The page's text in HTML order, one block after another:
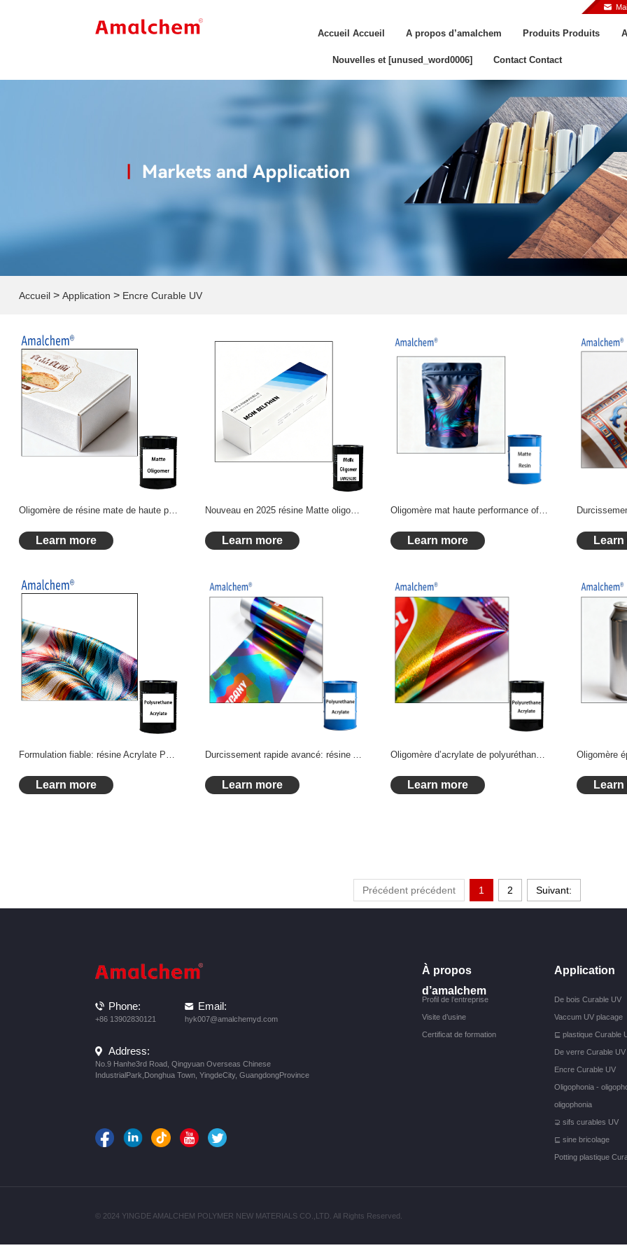
Accueil Accueil A propos d’amalchem Produits Produits
Nouvelles et [unused_word0006] Contact Contact
Accueil> Application > Encre Curable UV
Oligomère de résine mate de haute pureté pour encre Curable UV
Learn more
Nouveau en 2025 résine Matte oligomère utilisé dans les systèmes d’encre Curable UV
Learn more
Oligomère mat haute performance offrant un faible lustre et un toucher Excellent pour les encres UV
Learn more
Formulation fiable: résine Acrylate PU durcissement rapide avec une dureté élevée pour encre Curable aux UV
Learn more
Durcissement rapide avancé: résine Acrylate PU Curable aux UV pour les Applications d’encre UV industrielles
Learn more
Oligomère d’acrylate de polyuréthane Curable UV de qualité professionnelle avec une flexibilité accrue et une résistance au jaunissement pour les encres UV de qualité supérieure
Learn more
Précédent précédent 1 2 Suivant:
Phone:
+86 13902830121
Email:
hyk007@amalchemyd.com
Address:
No.9 Hanhe3rd Road, Qingyuan Overseas Chinese
IndustrialPark,Donghua Town, YingdeCity, GuangdongProvince
À propos
d’amalchem
Profil de l’entreprise
Visite d’usine
Certificat de formation
Application
De bois Curable UV
Vaccum UV placage
⊑ plastique Curable
De verre Curable UV
Encre Curable UV
Oligophonia -
oligophonia
⊋ sifs curables UV
⊑ sine bricolage
Potting plastique
© 2024 YINGDE AMALCHEM POLYMER NEW MATERIALS CO.,LTD. All Rights Reserved.